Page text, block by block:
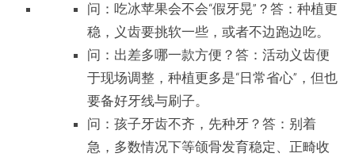
问：吃冰苹果会不会“假牙晃”？答：种植更
稳，义齿要挑软一些，或者不边跑边吃。
问：出差多哪一款方便？答：活动义齿便
于现场调整，种植更多是“日常省心”，但也
要备好牙线与刷子。
问：孩子牙齿不齐，先种牙？答：别着
急，多数情况下等颌骨发育稳定、正畸收